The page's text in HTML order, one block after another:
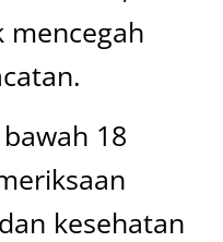
18
kesehatan